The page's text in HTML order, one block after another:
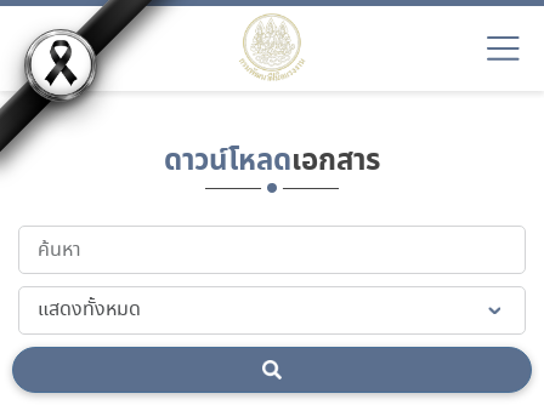
ดาวน์โหลดเอกสาร